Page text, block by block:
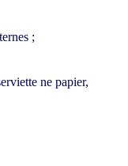
;
ne papier,